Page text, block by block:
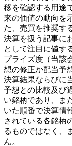
移を確認する用途
来の価値の動向を
た、売買を推奨す
決算を扱う記事に
として注目に値す
プライズ度（当該
想の修正か配当予
決算結果ならびに
予想との比較及び
い銘柄であり、ま
いた順番で決算情
されている各銘柄
るものではなく、
ん。